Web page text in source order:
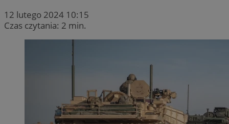
12 lutego 2024 10:15
Czas czytania: 2 min.